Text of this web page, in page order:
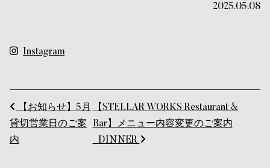
2025.05.08
Instagram
投稿ナビゲーション
【お知らせ】5月
貸切営業日のご案
内
【STELLAR WORKS Restaurant &
Bar】メニュー内容変更のご案内
_DINNER